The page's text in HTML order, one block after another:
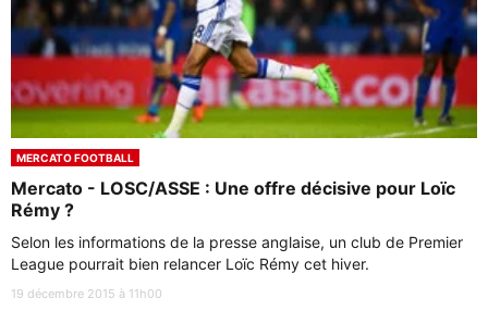
MERCATO FOOTBALL
Mercato - LOSC/ASSE : Une offre décisive pour Loïc
Rémy ?
Selon les informations de la presse anglaise, un club de Premier
League pourrait bien relancer Loïc Rémy cet hiver.
19 décembre 2015 à 11h00